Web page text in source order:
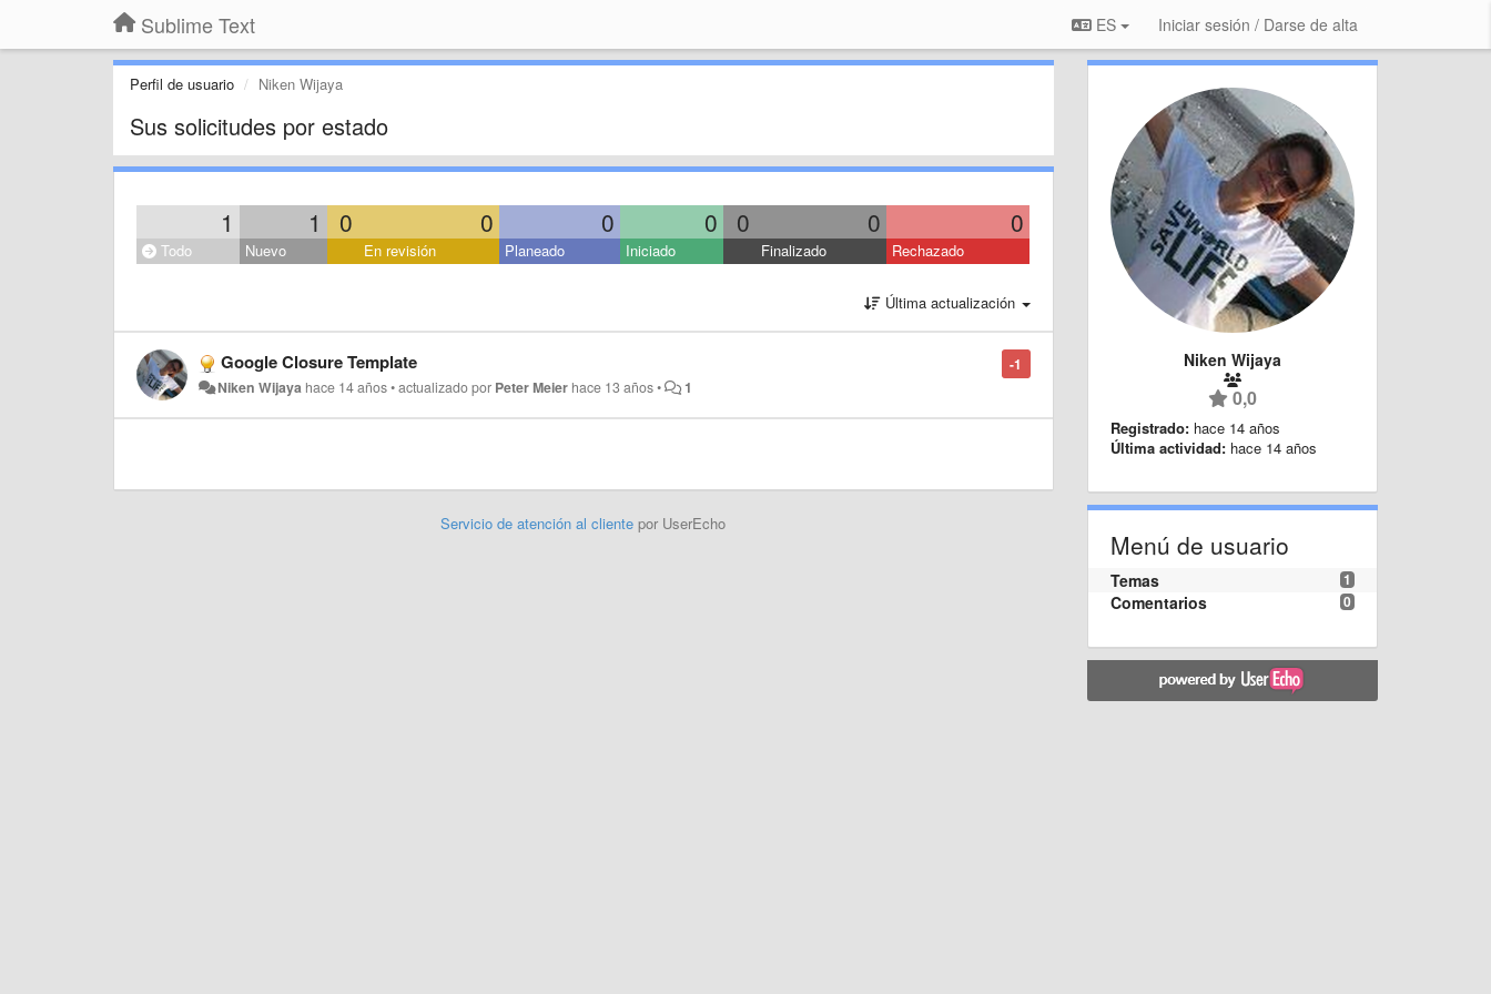
Sublime Text ES Iniciar sesión / Darse de alta
Perfil de usuario Niken Wijaya
Sus solicitudes por estado
1 1 0 0 0 0 0 0 0
Todo Nuevo En revisión Planeado Iniciado Finalizado Rechazado
Última actualización
-1
Google Closure Template
Niken Wijaya hace 14 años•actualizado por Peter Meier hace 13 años• 1
Servicio de atención al clientepor UserEcho
Niken Wijaya
0,0
Registrado: hace 14 años
Última actividad: hace 14 años
Menú de usuario
1
Temas
0
Comentarios